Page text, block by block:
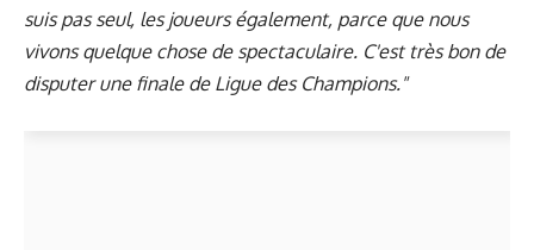
suis pas seul, les joueurs également, parce que nous
vivons quelque chose de spectaculaire. C'est très bon de
disputer une finale de Ligue des Champions."